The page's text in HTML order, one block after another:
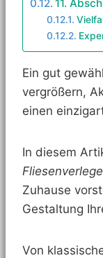
11.
Ein gut
vergrößern,
einen
In diesem
Zuhause
Gestaltung
Von